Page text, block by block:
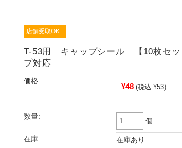
店舗受取OK
T-53用 キャップシール 【10枚セ
プ対応
価格:
¥48 (税込 ¥53)
数量:
個
在庫: 在庫あり